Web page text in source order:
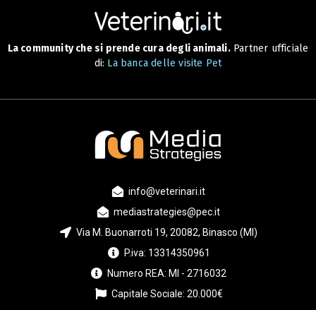
La community che si prende cura degli animali.Partner ufficiale
di: La banca delle visite Pet
info@veterinari.it
mediastrategies@pec.it
Via M. Buonarroti 19, 20082, Binasco (MI)
P.iva: 13314350961
Numero REA: MI - 2716032
Capitale Sociale: 20.000€